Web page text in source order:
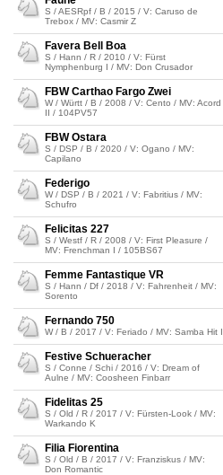
S / AESRpf / B / 2015 / V: Caruso de
Trebox / MV: Casmir Z
Favera Bell Boa
S / Hann / R / 2010 / V: Fürst
Nymphenburg I / MV: Don Crusador
FBW Carthao Fargo Zwei
W / Württ / B / 2008 / V: Cento / MV: Acord
II / 104PV57
FBW Ostara
S / DSP / B / 2020 / V: Ogano / MV:
Capilano
Federigo
W / DSP / B / 2021 / V: Fabritius / MV:
Schufro
Felicitas 227
S / Westf / R / 2008 / V: First Pleasure /
MV: Frenchman I / 105BS67
Femme Fantastique VR
S / Hann / Df / 2018 / V: Fahrenheit / MV:
Sorento
Fernando 750
W / B / 2017 / V: Feriado / MV: Samba Hit I
Festive Schueracher
S / Conne / Schi / 2016 / V: Dream of
Aulne / MV: Coosheen Finbarr
Fidelitas 25
S / Old / R / 2017 / V: Fürsten-Look / MV:
Warkando K
Filia Fiorentina
S / Old / B / 2017 / V: Franziskus / MV:
Don Romantic